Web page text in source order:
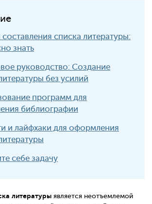
списка литературы:
знать
руководство: Создание
без усилий
программ для
библиографии
и лайфхаки для оформления
себе задачу
литературы является неотъемлемой